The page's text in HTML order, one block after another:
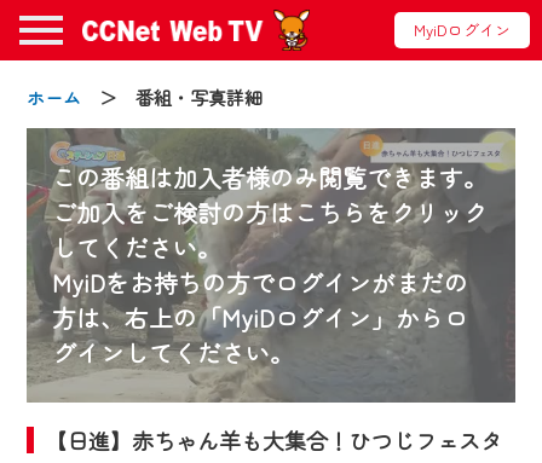
MyiDログイン
ホーム ＞ 番組・写真詳細
この番組は加入者様のみ閲覧できます。
ご加入をご検討の方はこちらをクリック
してください。
MyiDをお持ちの方でログインがまだの
方は、右上の「MyiDログイン」からロ
グインしてください。
【日進】赤ちゃん羊も大集合！ひつじフェスタ
お知らせ
2024/09/02
動画配信サービス『CCNet Web TV』は2024
年9月24日からリニューアルします！